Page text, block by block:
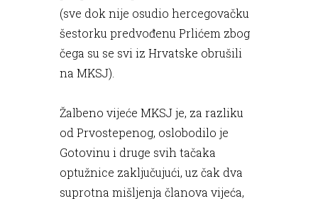
(sve dok nije osudio hercegovačku
šestorku predvođenu Prlićem zbog
čega su se svi iz Hrvatske obrušili
na MKSJ).
Žalbeno vijeće MKSJ je, za razliku
od Prvostepenog, oslobodilo je
Gotovinu i druge svih tačaka
optužnice zaključujući, uz čak dva
suprotna mišljenja članova vijeća,